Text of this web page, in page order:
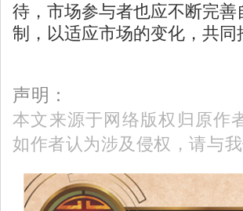
待，市场参与者也应不断完
制，以适应市场的变化，共
声明：
本文来源于网络版权归原作
如作者认为涉及侵权，请与